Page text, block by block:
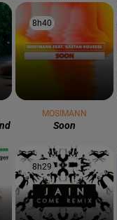
8h40
8h40
MOSIMANN
Soon
8h29
8h29